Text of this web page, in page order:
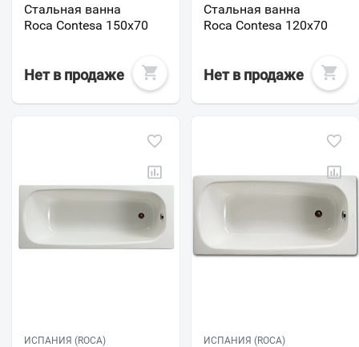
Стальная ванна
Roca Contesa 150x70
Нет в продаже
Стальная ванна
Roca Contesa 120x70
Нет в продаже
ИСПАНИЯ (ROCA) ИСПАНИЯ (ROCA)